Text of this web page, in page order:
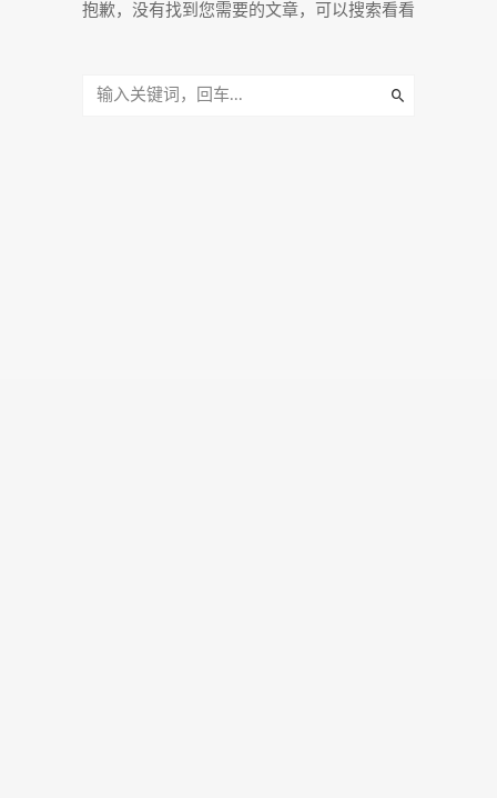
抱歉，没有找到您需要的文章，可以搜索看看